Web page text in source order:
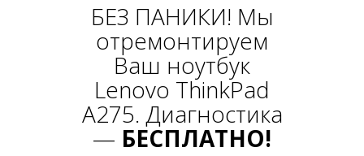
БЕЗ ПАНИКИ! Мы
отремонтируем
Ваш ноутбук
Lenovo ThinkPad
A275. Диагностика
— БЕСПЛАТНО!